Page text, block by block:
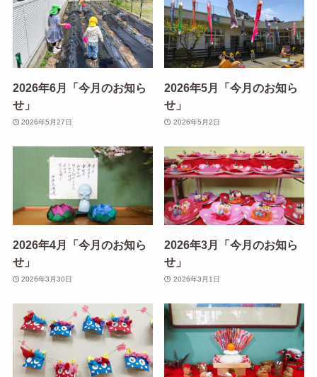
2026年6月「今月のお知ら
せ」
2026年5月27日
2026年5月「今月のお知ら
せ」
2026年5月2日
2026年4月「今月のお知ら
せ」
2026年3月30日
2026年3月「今月のお知ら
せ」
2026年3月1日